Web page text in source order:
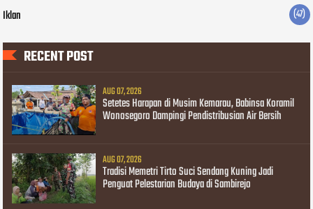
Iklan (47)
RECENT POST
AUG 07, 2026
Setetes Harapan di Musim Kemarau, Babinsa Koramil
Wonosegoro Dampingi Pendistribusian Air Bersih
AUG 07, 2026
Tradisi Memetri Tirto Suci Sendang Kuning Jadi
Penguat Pelestarian Budaya di Sambirejo